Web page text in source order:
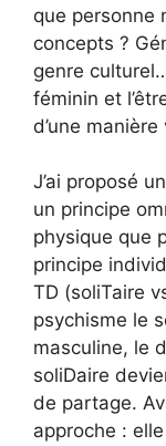
que personne
concepts ?
genre
féminin et
d’une
J’ai proposé
un principe
physique que
principe
TD (soliTaire
psychisme le
masculine, le
soliDaire
de partage.
approche :